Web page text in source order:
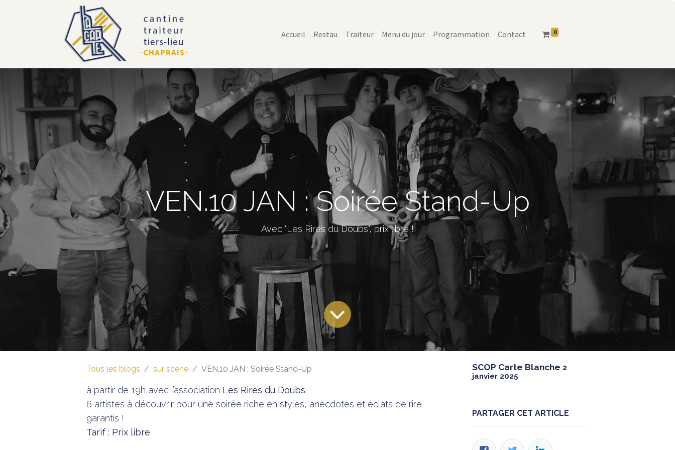
Accueil Restau Traiteur Menu du jour Programmation Contact 0
VEN.10 JAN : Soirée Stand-Up
Avec "Les Rires du Doubs", prix libre !
Tous les blogs sur scène VEN.10 JAN : Soirée Stand-Up
à partir de 19h avec l’association Les Rires du Doubs.
6 artistes à découvrir pour une soirée riche en styles, anecdotes et éclats de rire
garantis !
Tarif : Prix libre
SCOP Carte Blanche 2
janvier 2025
PARTAGER CET ARTICLE